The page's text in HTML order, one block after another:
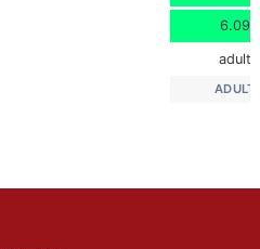
6.099
adulto